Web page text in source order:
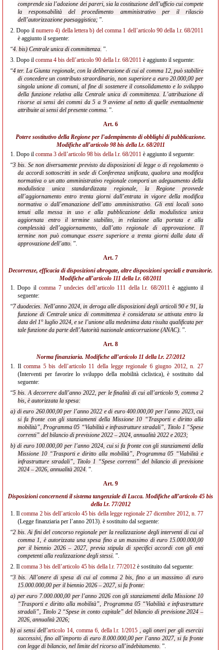
comprende sia l’adozione dei pareri, sia la costituzione dell’ufficio cui compete
la responsabilità del procedimento amministrativo per il rilascio
dell’autorizzazione paesaggistica; ”.
2. Dopo il numero 4) della lettera b) del comma 1 dell’articolo 90 della l.r. 68/2011
è aggiunto il seguente:
“4. bis) Centrale unica di committenza. ”.
3. Dopo il comma 4 bis dell’articolo 90 della l.r. 68/2011 è aggiunto il seguente:
“4 ter. La Giunta regionale, con la deliberazione di cui al comma 12, può stabilire
di concedere un contributo straordinario, non superiore a euro 20.000,00 per
singola unione di comuni, al fine di sostenere il consolidamento e lo sviluppo
della funzione relativa alla Centrale unica di committenza. L’attribuzione di
risorse ai sensi dei commi da 5 a 9 avviene al netto di quelle eventualmente
attribuite ai sensi del presente comma. ”.
Art. 6
Potere sostitutivo della Regione per l’adempimento di obblighi di pubblicazione.
Modifiche all’articolo 98 bis della l.r. 68/2011
1. Dopo il comma 3 dell’articolo 98 bis della l.r. 68/2011 è aggiunto il seguente:
“3 bis. Se non diversamente previsto da disposizioni di legge o di regolamento o
da accordi sottoscritti in sede di Conferenza unificata, qualora una modifica
normativa o un attoamministrativo regionale comporti un adeguamento della
modulistica unica standardizzata regionale, la Regione provvede
all’aggiornamento entro trenta giorni dall’entrata in vigore della modifica
normativa o dall’emanazione dell’atto amministrativo. Gli enti locali sono
tenuti alla messa in uso e alla pubblicazione della modulistica unica
aggiornata entro il termine stabilito, in relazione alla portata e alla
complessità dell’aggiornamento, dall’atto regionale di approvazione. Il
termine non può comunque essere superiore a trenta giorni dalla data di
approvazione dell’atto. ”.
Art. 7
Decorrenze, efficacia di disposizioni abrogate, altre disposizioni speciali e transitorie.
Modifiche all’articolo 111 della l.r. 68/2011
1. Dopo ilcomma 7 undecies dell’articolo 111 della l.r. 68/2011è aggiunto il
seguente:
“7 duodecies. Nell’anno 2024, in deroga alle disposizioni degli articoli 90 e 91, la
funzione di Centrale unica di committenza è considerata se attivata entro la
data del 1° luglio 2024, e se l’unione alla medesima data risulta qualificata per
tale funzione da parte dell’Autorità nazionale anticorruzione (ANAC). ”.
Art. 8
Norma finanziaria. Modifiche all’articolo 11 della l.r. 27/2012
1. Ilcomma 5 bis dell’articolo 11 della legge regionale 6 giugno 2012, n. 27
(Interventi per favorire lo sviluppo della mobilità ciclistica), è sostituito dal
seguente:
“5 bis. A decorrere dall’anno 2022, per le finalità di cui all’articolo 9, comma 2
bis, è autorizzata la spesa:
a) di euro 260.000,00 per l’anno 2022 e di euro 400.000,00 per l’anno 2023, cui
si fa fronte con gli stanziamenti della Missione 10 “Trasporti e diritto alla
mobilità”, Programma 05 “Viabilità e infrastrutture stradali”, Titolo 1 “Spese
correnti” del bilancio di previsione 2022 – 2024, annualità 2022 e 2023;
b) di euro 100.000,00 per l’anno 2024, cui si fa fronte con gli stanziamenti della
Missione 10 “Trasporti e diritto alla mobilità”, Programma 05 “Viabilità e
infrastrutture stradali”, Titolo 1 “Spese correnti” del bilancio di previsione
2024 – 2026, annualità 2024. ”.
Art. 9
Disposizioni concernenti il sistema tangenziale di Lucca. Modifiche all’articolo 45 bis
della l.r. 77/2012
1. Ilcomma 2 bis dell’articolo 45 bis della legge regionale 27 dicembre 2012, n. 77
(Legge finanziaria per l’anno 2013). è sostituito dal seguente:
“2 bis. Ai fini del concorso regionale per la realizzazione degli interventi di cui al
comma 1, è autorizzata una spesa fino a un massimo di euro 15.000.000,00
per il biennio 2026 – 2027, previa stipula di specifici accordi con gli enti
competenti alla realizzazione degli stessi. ”.
2. Il comma 3 bis dell’articolo 45 bis della l.r. 77/2012 è sostituito dal seguente:
“3 bis. All’onere di spesa di cui al comma 2 bis, fino a un massimo di euro
15.000.000,00 per il biennio 2026 – 2027, si fa fronte:
a) per euro 7.000.000,00 per l’anno 2026 con gli stanziamenti della Missione 10
“Trasporti e diritto alla mobilità”, Programma 05 “Viabilità e infrastrutture
stradali”, Titolo 2 “Spese in conto capitale” del bilancio di previsione 2024 –
2026, annualità 2026;
b) ai sensi dell’articolo 14, comma 6, della l.r. 1/2015 , agli oneri per gli esercizi
successivi, fino all’importo di euro 8.000.000,00 per l’anno 2027, si fa fronte
con legge di bilancio, nel limite del ricorso all’indebitamento. ”.